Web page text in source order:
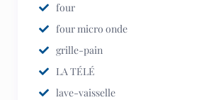
four
four micro onde
grille-pain
LA TÉLÉ
lave-vaisselle